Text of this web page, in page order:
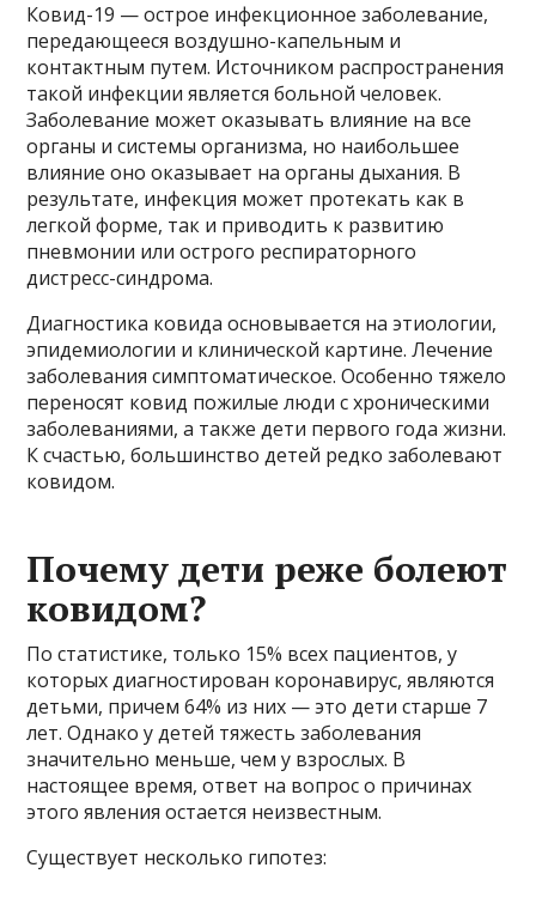
Ковид-19 — острое инфекционное заболевание,
передающееся воздушно-капельным и
контактным путем. Источником распространения
такой инфекции является больной человек.
Заболевание может оказывать влияние на все
органы и системы организма, но наибольшее
влияние оно оказывает на органы дыхания. В
результате, инфекция может протекать как в
легкой форме, так и приводить к развитию
пневмонии или острого респираторного
дистресс-синдрома.
Диагностика ковида основывается на этиологии,
эпидемиологии и клинической картине. Лечение
заболевания симптоматическое. Особенно тяжело
переносят ковид пожилые люди с хроническими
заболеваниями, а также дети первого года жизни.
К счастью, большинство детей редко заболевают
ковидом.
Почему дети реже болеют
ковидом?
По статистике, только 15% всех пациентов, у
которых диагностирован коронавирус, являются
детьми, причем 64% из них — это дети старше 7
лет. Однако у детей тяжесть заболевания
значительно меньше, чем у взрослых. В
настоящее время, ответ на вопрос о причинах
этого явления остается неизвестным.
Существует несколько гипотез: